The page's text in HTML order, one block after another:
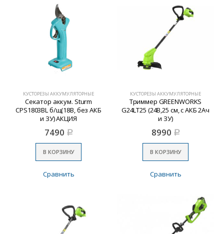
КУСТОРЕЗЫ АККУМУЛЯТОРНЫЕ
Секатор аккум. Sturm
CPS1803BL б/щ(18В, без АКБ
и ЗУ) АКЦИЯ
7490 Р
В КОРЗИНУ
Сравнить
КУСТОРЕЗЫ АККУМУЛЯТОРНЫЕ
Триммер GREENWORKS
G24LT25 (24В,25 см, с АКБ 2Ач
и ЗУ)
8990 Р
В КОРЗИНУ
Сравнить